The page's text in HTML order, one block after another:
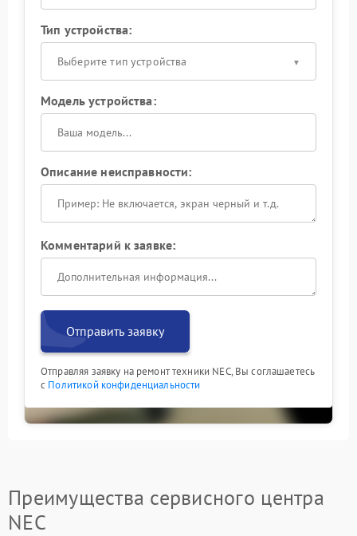
Тип устройства:
Выберите тип устройства
Модель устройства:
Описание неисправности:
Комментарий к заявке:
Отправить заявку
Отправляя заявку на ремонт техники NEC, Вы соглашаетесь
с Политикой конфиденциальности
Преимущества сервисного центра
NEC